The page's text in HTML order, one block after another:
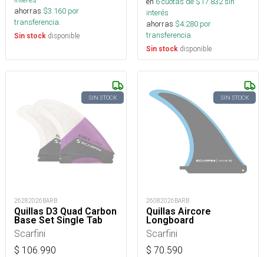
ahorras $3.160 por
transferencia.
Sin stock disponible
interés
ahorras $4.280 por
transferencia.
Sin stock disponible
SIN STOCK
26282026BARB
Quillas D3 Quad Carbon
Base Set Single Tab
Scarfini
$ 106.990
SIN STOCK
26082026BARB
Quillas Aircore
Longboard
Scarfini
$ 70.590